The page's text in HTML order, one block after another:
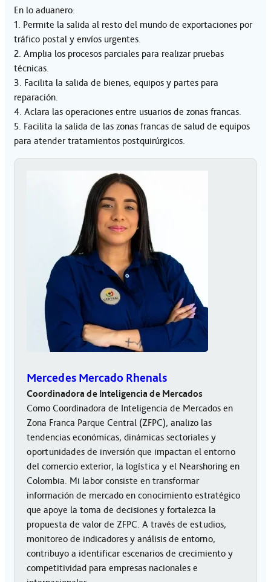
En lo aduanero:
1. Permite la salida al resto del mundo de exportaciones por
tráfico postal y envíos urgentes.
2. Amplia los procesos parciales para realizar pruebas
técnicas.
3. Facilita la salida de bienes, equipos y partes para
reparación.
4. Aclara las operaciones entre usuarios de zonas francas.
5. Facilita la salida de las zonas francas de salud de equipos
para atender tratamientos postquirúrgicos.
Mercedes Mercado Rhenals
Coordinadora de Inteligencia de Mercados
Como Coordinadora de Inteligencia de Mercados en
Zona Franca Parque Central (ZFPC), analizo las
tendencias económicas, dinámicas sectoriales y
oportunidades de inversión que impactan el entorno
del comercio exterior, la logística y el Nearshoring en
Colombia. Mi labor consiste en transformar
información de mercado en conocimiento estratégico
que apoye la toma de decisiones y fortalezca la
propuesta de valor de ZFPC. A través de estudios,
monitoreo de indicadores y análisis de entorno,
contribuyo a identificar escenarios de crecimiento y
competitividad para empresas nacionales e